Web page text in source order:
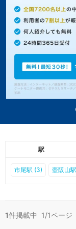
高取の事務所が1件見つ
駅
市尾駅 (3) 壺阪山
1件掲載中 1/1ページ